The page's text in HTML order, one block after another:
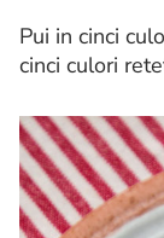
Pui in cinci
cinci culori